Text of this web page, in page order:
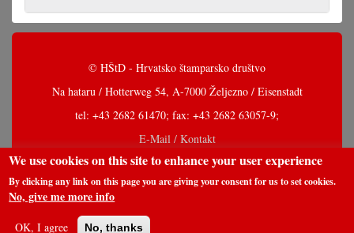
© HŠtD - Hrvatsko štamparsko društvo
Na hataru / Hotterweg 54, A-7000 Željezno / Eisenstadt
tel: +43 2682 61470; fax: +43 2682 63057-9;
E-Mail / Kontakt
We use cookies on this site to enhance your user experience
By clicking any link on this page you are giving your consent for us to set cookies.
No, give me more info
OK, I agree No, thanks